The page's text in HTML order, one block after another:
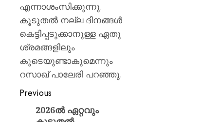
എന്നാശംസിക്കുന്നു.
കൂടുതൽ നല്ല ദിനങ്ങൾ
കെട്ടിപ്പടുക്കാനുള്ള ഏതു
ശ്രമങ്ങളിലും
കൂടെയുണ്ടാകുമെന്നും
റസാഖ് പാലേരി പറഞ്ഞു.
Previous
2026ൽ ഏറ്റവും